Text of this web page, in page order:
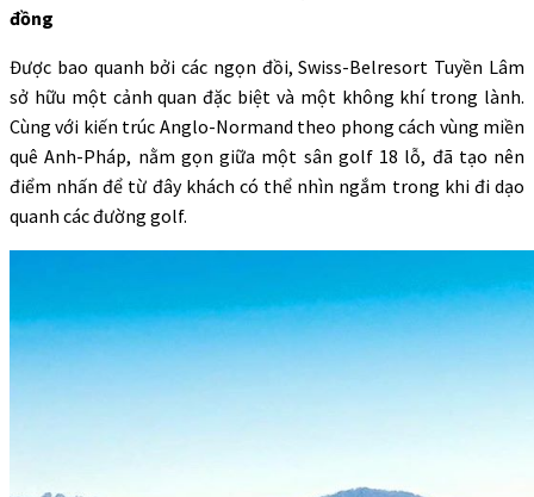
đồng
Được bao quanh bởi các ngọn đồi, Swiss-Belresort Tuyền Lâm
sở hữu một cảnh quan đặc biệt và một không khí trong lành.
Cùng với kiến trúc Anglo-Normand theo phong cách vùng miền
quê Anh-Pháp, nằm gọn giữa một sân golf 18 lỗ, đã tạo nên
điểm nhấn để từ đây khách có thể nhìn ngắm trong khi đi dạo
quanh các đường golf.